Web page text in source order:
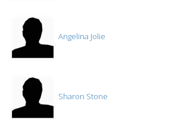
Angelina Jolie
Sharon Stone